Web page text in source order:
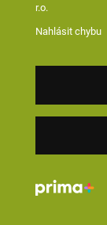
r.o.
Nahlásit chybu